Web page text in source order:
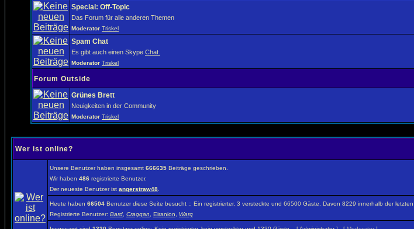
Special: Off-Topic
Das Forum für alle anderen Themen
Moderator Triskel
Spam Chat
Es gibt auch einen Skype Chat.
Moderator Triskel
Forum Outside
Grünes Brett
Neuigkeiten in der Community
Moderator Triskel
Wer ist online?
Unsere Benutzer haben insgesamt 666635 Beiträge geschrieben.
Wir haben 486 registrierte Benutzer.
Der neueste Benutzer ist angerstraw48
Heute haben 66504 Benutzer diese Seite besucht :: Ein registrierter, 3 versteckte und 66500 Gäste. Davon 8229 innerhalb der letzten
Registrierte Benutzer: Bard Craggan Eiranion Warg